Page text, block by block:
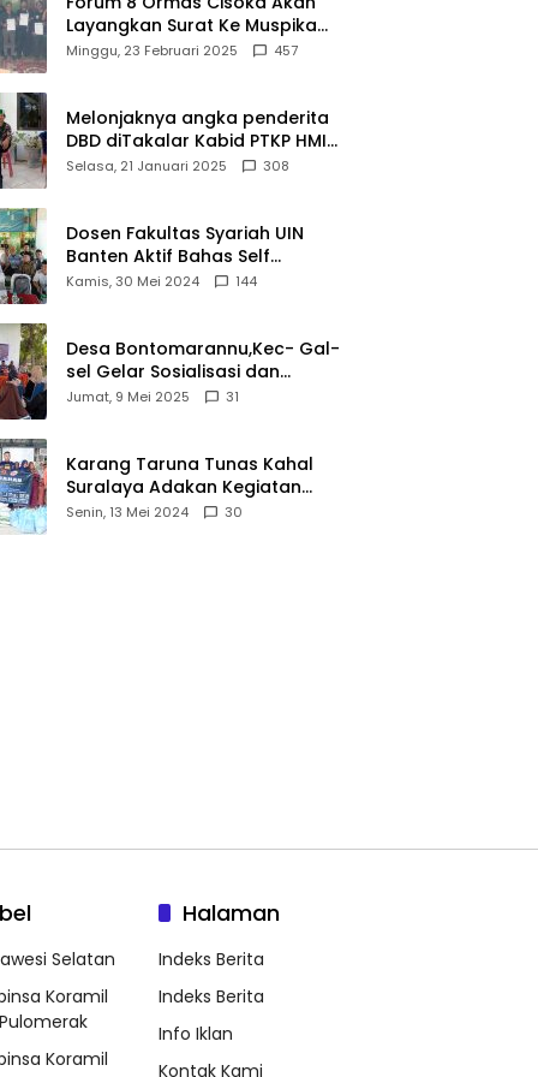
2026
Berprestasi
Layangkan Surat Ke Muspika
Atas Adanya Kantor Matel di
Minggu, 23 Februari 2025 457
Melonjaknya angka penderita
DBD diTakalar Kabid PTKP HMI
Cab.Takalar angkat bicara
Selasa, 21 Januari 2025 308
Dosen Fakultas Syariah UIN
Banten Aktif Bahas Self
Declare Halal dalam Forum
Kamis, 30 Mei 2024 144
Desa Bontomarannu,Kec- Gal-
sel Gelar Sosialisasi dan
Bimtek Pemutakhiran Data ID
Jumat, 9 Mei 2025 31
Karang Taruna Tunas Kahal
Suralaya Adakan Kegiatan
Bansos Terhadap Kaum
Senin, 13 Mei 2024 30
Selatan
Koramil
Koramil
Halaman
Indeks Berita
Indeks Berita
Info Iklan
Kontak Kami